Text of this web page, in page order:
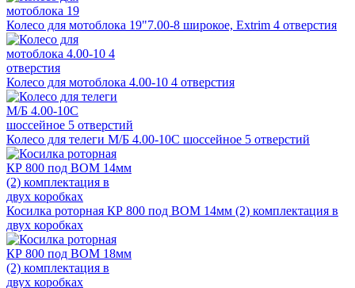
Колесо для мотоблока 19"7.00-8 широкое, Extrim 4 отверстия
Колесо для мотоблока 4.00-10 4 отверстия
Колесо для телеги М/Б 4.00-10С шоссейное 5 отверстий
Косилка роторная КР 800 под ВОМ 14мм (2) комплектация в
двух коробках